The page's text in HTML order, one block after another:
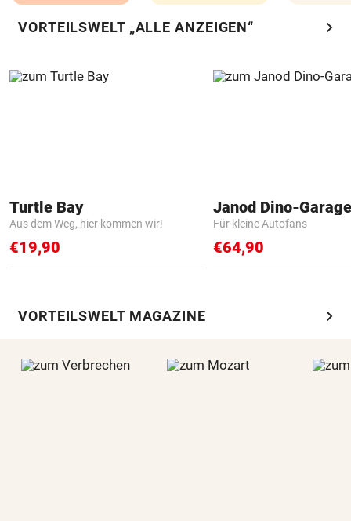
VORTEILSWELT „ALLE ANZEIGEN“ chevron_right
Turtle Bay
Aus dem Weg, hier kommen wir!
€19,90
Janod Dino-Garage
Für kleine Autofans
€64,90
VORTEILSWELT MAGAZINE chevron_right